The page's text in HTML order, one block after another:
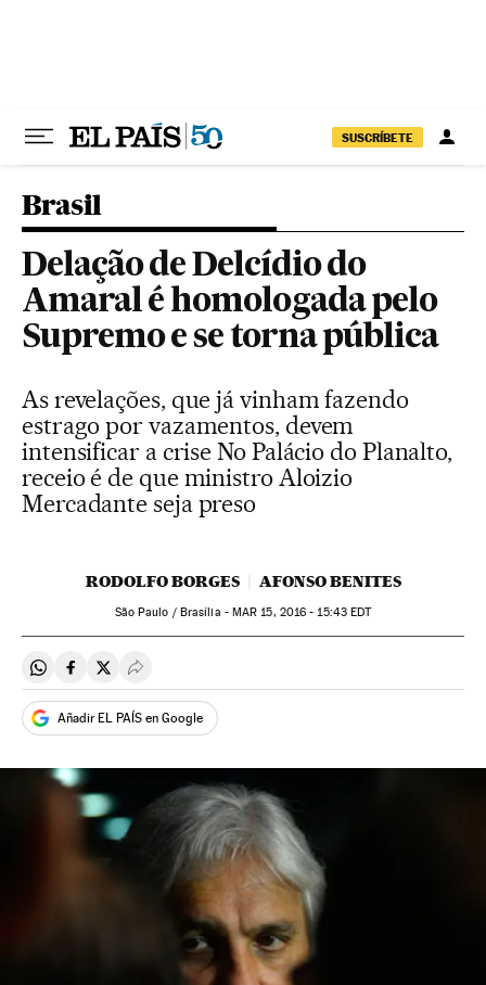
SUSCRÍBETE
Brasil
Delação de Delcídio do
Amaral é homologada pelo
Supremo e se torna pública
As revelações, que já vinham fazendo
estrago por vazamentos, devem
intensificar a crise No Palácio do Planalto,
receio é de que ministro Aloizio
Mercadante seja preso
RODOLFO BORGES AFONSO BENITES
São Paulo / Brasília - MAR 15, 2016 - 15:43EDT
Compartir en Whatsapp
Compartir en Facebook
Compartir en Twitter
Desplegar Redes Sociales
Añadir EL PAÍS en Google